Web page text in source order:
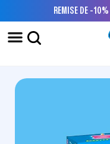
REMISE DE -10%